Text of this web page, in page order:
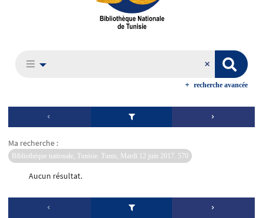
recherche avancée
Ma recherche :
Bibliothéque nationale, Tunisie. Tunis, Mardi 12 juin 2017. 570
Aucun résultat.